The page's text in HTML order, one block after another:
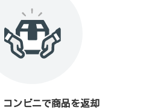
コンビニで商品を返却